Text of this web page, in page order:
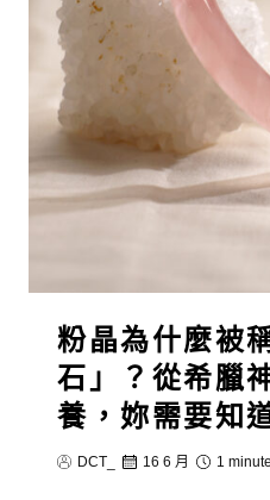
粉晶為什麼被
石」？從希臘
養，妳需要知
DCT_ 16 6 月 1 minute